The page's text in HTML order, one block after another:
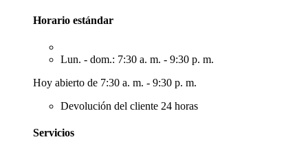
Horario estándar
Lun. - dom.: 7:30 a. m. - 9:30 p. m.
Hoy abierto de 7:30 a. m. - 9:30 p. m.
Devolución del cliente 24 horas
Servicios